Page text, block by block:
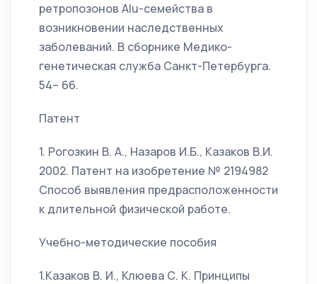
ретропозонов Alu-семейства в
возникновении наследственных
заболеваний. В сборнике Медико-
генетическая служба Санкт-Петербурга.
54– 66.
Патент
1. Рогозкин В. А., Назаров И.Б., Казаков В.И.
2002. Патент на изобретение № 2194982
Способ выявления предрасположенности
к длительной физической работе.
Учебно-методические пособия
1.Казаков В. И., Клюева С. К. Принципы